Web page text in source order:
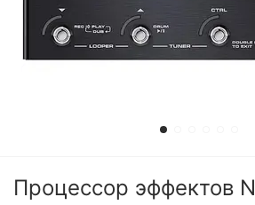
Процессор эффектов